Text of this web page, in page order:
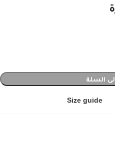
السلة
Size guide